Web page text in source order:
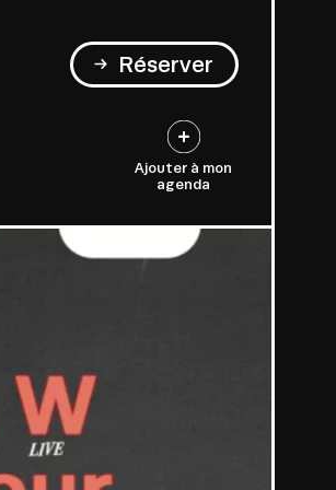
Réserver
Ajouter à mon
agenda